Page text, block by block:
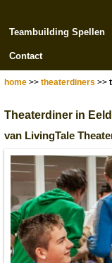
Teambuilding Spellen
Contact
home >> theaterdiners >>
Theaterdiner in
van LivingTale